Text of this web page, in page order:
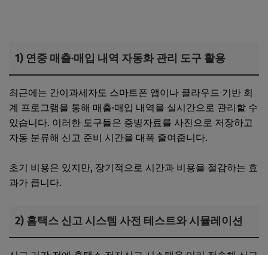
1) 연중 매출·매입 내역 자동화 관리 도구 활용
최근에는 간이과세자도 스마트폰 앱이나 클라우드 기반 회
계 프로그램을 통해 매출·매입 내역을 실시간으로 관리할 수
있습니다. 이러한 도구들은 증빙자료를 사진으로 저장하고
자동 분류해 신고 준비 시간을 대폭 줄여줍니다.
초기 비용은 있지만, 장기적으로 시간과 비용을 절감하는 효
과가 큽니다.
2) 홈택스 신고 시스템 사전 테스트와 시뮬레이션